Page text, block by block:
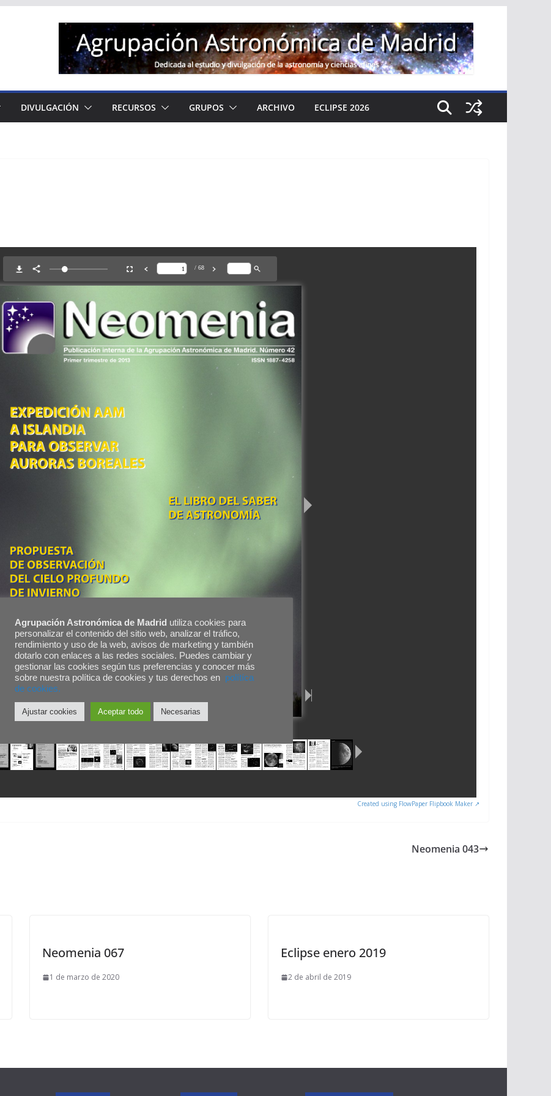
DIVULGACIÓN RECURSOS GRUPOS ARCHIVO ECLIPSE 2026
Created using FlowPaper Flipbook Maker ↗
Neomenia 043
Neomenia 067
1 de marzo de 2020
Eclipse enero 2019
2 de abril de 2019
Agrupación Astronómica de Madrid utiliza cookies para
personalizar el contenido del sitio web, analizar el tráfico,
rendimiento y uso de la web, avisos de marketing y también
dotarlo con enlaces a las redes sociales. Puedes cambiar y
gestionar las cookies según tus preferencias y conocer más
sobre nuestra política de cookies y tus derechos en polítíca
de cookies.
Ajustar cookies Aceptar todo Necesarias